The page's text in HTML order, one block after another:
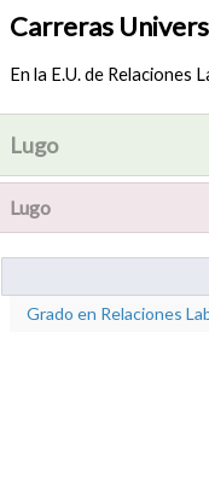
Carreras
En la E.U. de Relaciones
Lugo
Lugo
Grado en Relaciones